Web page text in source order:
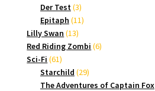
Der Test 33
Produkte
Epitaph 1111
Lilly Swan 1313
Produkte
Red Riding Zombi 66
Sci-Fi 6161
Produkte
Starchild 2929
Produkte
The Adventures of Captain Fox